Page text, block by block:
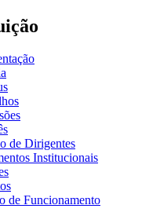
de Dirigentes
Institucionais
de Funcionamento